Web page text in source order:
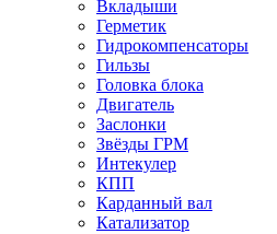
Вкладыши
Герметик
Гидрокомпенсаторы
Гильзы
Головка блока
Двигатель
Заслонки
Звёзды ГРМ
Интекулер
КПП
Карданный вал
Катализатор